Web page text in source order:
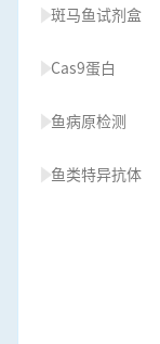
斑马鱼试剂盒
Cas9蛋白
鱼病原检测
鱼类特异抗体